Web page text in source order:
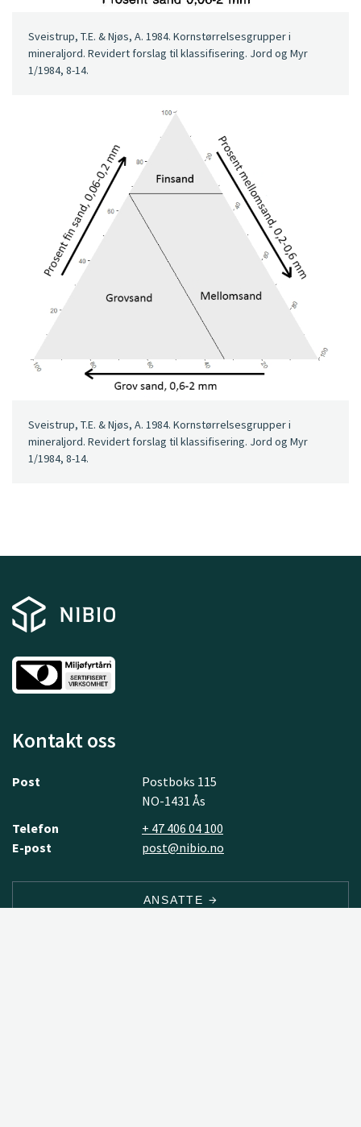
Sveistrup, T.E. & Njøs, A. 1984. Kornstørrelsesgrupper i
mineraljord. Revidert forslag til klassifisering. Jord og Myr
1/1984, 8-14.
Sveistrup, T.E. & Njøs, A. 1984. Kornstørrelsesgrupper i
mineraljord. Revidert forslag til klassifisering. Jord og Myr
1/1984, 8-14.
Kontakt oss
Post
Postboks 115
NO-1431 Ås
Telefon
+ 47 406 04 100
E-post
post@nibio.no
ANSATTE